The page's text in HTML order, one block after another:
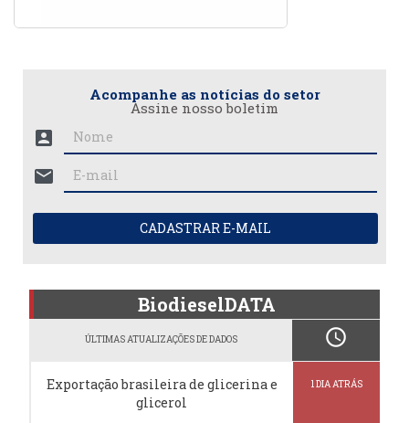
Acompanhe as notícias do setor
Assine nosso boletim
account_box
mail
CADASTRAR E-MAIL
BiodieselDATA
ÚLTIMAS ATUALIZAÇÕES DE DADOS schedule
Exportação brasileira de glicerina e
glicerol
1 DIA ATRÁS